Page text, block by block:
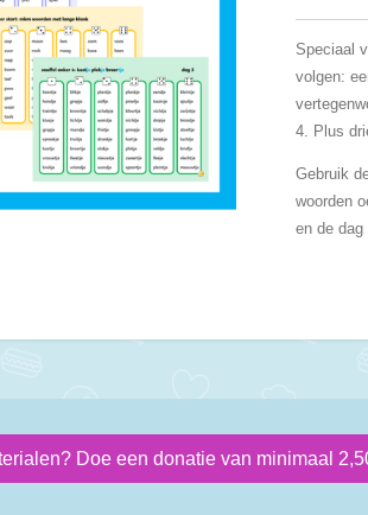
Speciaal
volgen:
4. Plus
Gebruik
woorden
en de dag
Doe een donatie van minimaal